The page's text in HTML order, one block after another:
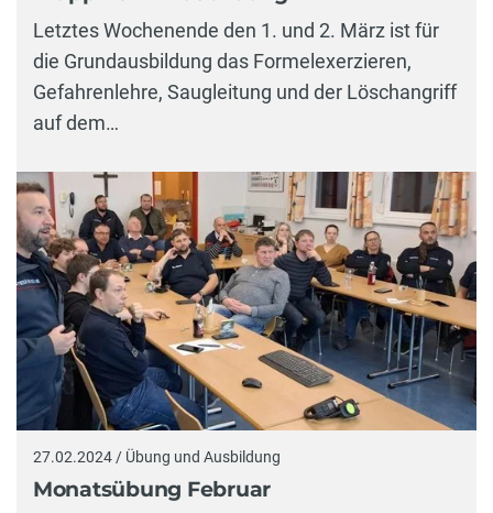
Letztes Wochenende den 1. und 2. März ist für
die Grundausbildung das Formelexerzieren,
Gefahrenlehre, Saugleitung und der Löschangriff
auf dem…
27.02.2024 / Übung und Ausbildung
Monatsübung Februar